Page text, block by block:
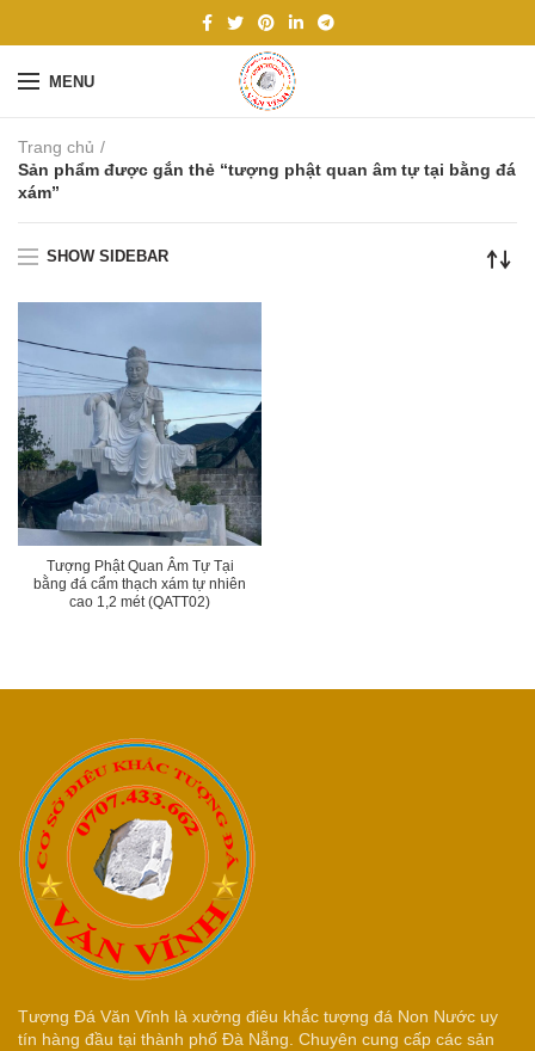
MENU
Trang chủ
Sản phẩm được gắn thẻ “tượng phật quan âm tự tại bằng đá
xám”
SHOW SIDEBAR
Tượng Phật Quan Âm Tự Tại
bằng đá cẩm thạch xám tự nhiên
cao 1,2 mét (QATT02)
Tượng Đá Văn Vĩnh là xưởng điêu khắc tượng đá Non Nước uy
tín hàng đầu tại thành phố Đà Nẵng. Chuyên cung cấp các sản